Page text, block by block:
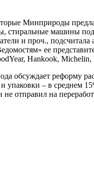
Минприроды
стиральные машины
и проч.,
ее
Hankook,
обсуждает реформу
– в среднем
не отправил на